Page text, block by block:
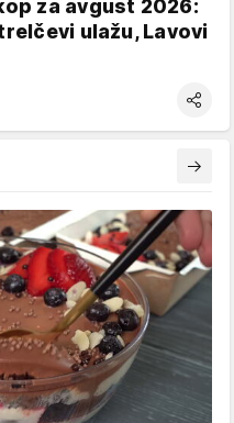
za avgust 2026:
ulažu, Lavovi